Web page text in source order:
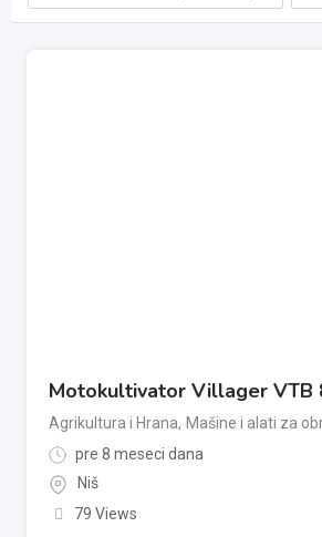
Motokultivator Villager VTB
Agrikultura i Hrana, Mašine i alati za
pre 8 meseci dana
Niš
79 Views